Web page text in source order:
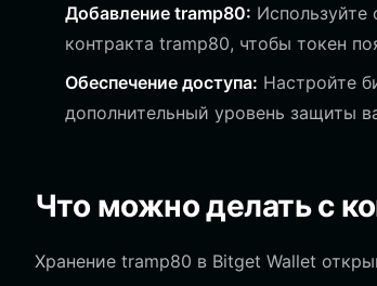
Добавление tramp80:
контракта tramp80, чтобы токен
Обеспечение доступа: Настройте
дополнительный уровень защиты
Что можно делать с
Хранение tramp80 в Bitget Wallet